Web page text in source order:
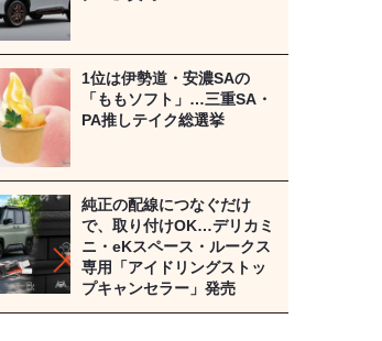
1位は伊勢道・安濃SAの
「ももソフト」…三重SA・
PA推しテイク総選挙
純正の配線につなぐだけ
で、取り付けOK…デリカミ
ニ・eKスペース・ルークス
専用「アイドリングストッ
プキャンセラー」発売